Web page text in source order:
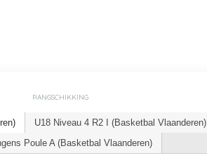
RANGSCHIKKING
U18 Niveau 4 R2 I (Basketbal Vlaanderen)
Poule A (Basketbal Vlaanderen)